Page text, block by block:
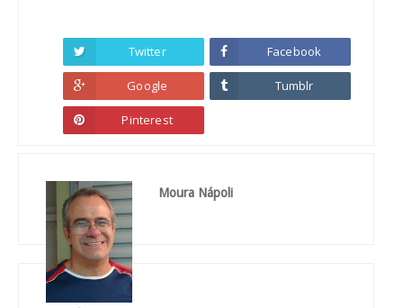
Twitter Facebook
Google Tumblr
Pinterest
Moura Nápoli